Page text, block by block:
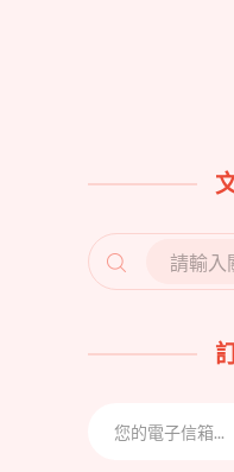
SEARCH
FOR: